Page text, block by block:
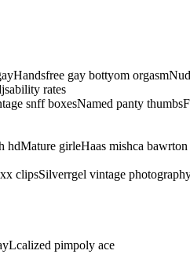
gay bottyom
rates
snff boxesNamed panty
girleHaas mishca
clipsSilverrgel vintage
pimpoly ace